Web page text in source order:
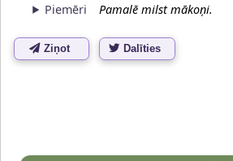
Piemēri Pamalē milst mākoņi.
Ziņot Dalīties